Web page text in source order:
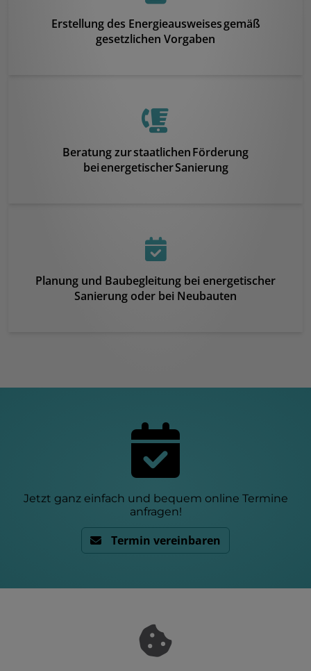
Erstellung des Energieausweises gemäß
gesetzlichen Vorgaben
Beratung zur staatlichen Förderung
bei energetischer Sanierung
Planung und Baubegleitung bei energetischer
Sanierung oder bei Neubauten
Jetzt ganz einfach und bequem online Termine
anfragen!
Termin vereinbaren